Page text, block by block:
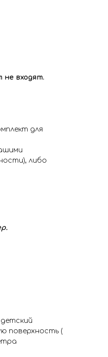
не входят.
для
либо
поверхность (